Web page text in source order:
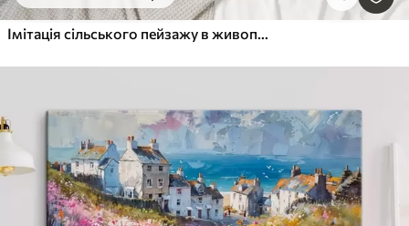
Імітація сільського пейзажу в живописі